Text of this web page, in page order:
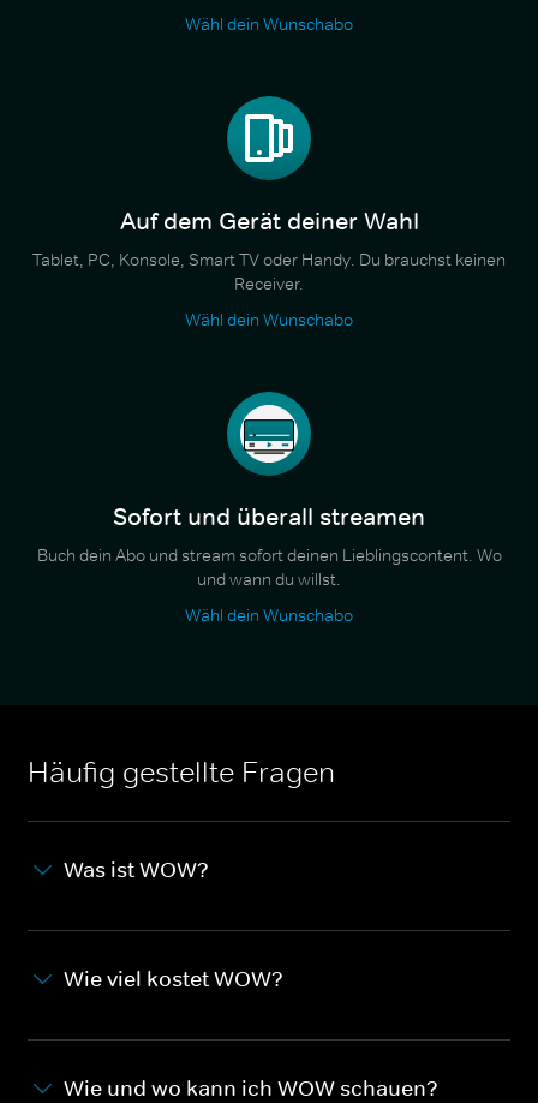
Wähl dein Wunschabo
Auf dem Gerät deiner Wahl
Tablet, PC, Konsole, Smart TV oder Handy. Du brauchst keinen
Receiver.
Wähl dein Wunschabo
Sofort und überall streamen
Buch dein Abo und stream sofort deinen Lieblingscontent. Wo
und wann du willst.
Wähl dein Wunschabo
Häufig gestellte Fragen
Was ist WOW?
Wie viel kostet WOW?
Wie und wo kann ich WOW schauen?